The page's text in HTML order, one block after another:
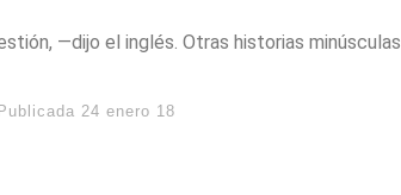
—dijo el inglés. Otras historias minúsculas
Publicada 24 enero 18